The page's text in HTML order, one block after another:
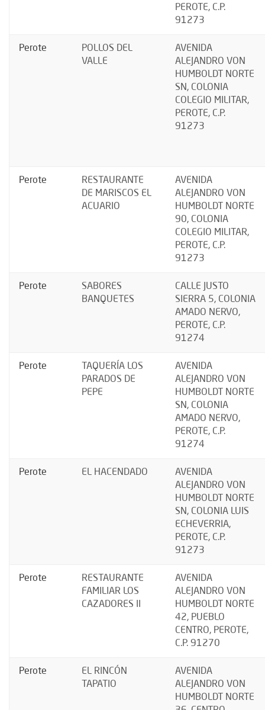
PEROTE, C.P.
91273
Perote
POLLOS DEL
VALLE
AVENIDA
ALEJANDRO VON
HUMBOLDT NORTE
SN, COLONIA
COLEGIO MILITAR,
PEROTE, C.P.
91273
Perote
RESTAURANTE
DE MARISCOS EL
ACUARIO
AVENIDA
ALEJANDRO VON
HUMBOLDT NORTE
90, COLONIA
COLEGIO MILITAR,
PEROTE, C.P.
91273
Perote
SABORES
BANQUETES
CALLE JUSTO
SIERRA 5, COLONIA
AMADO NERVO,
PEROTE, C.P.
91274
Perote
TAQUERÍA LOS
PARADOS DE
PEPE
AVENIDA
ALEJANDRO VON
HUMBOLDT NORTE
SN, COLONIA
AMADO NERVO,
PEROTE, C.P.
91274
Perote EL HACENDADO
AVENIDA
ALEJANDRO VON
HUMBOLDT NORTE
SN, COLONIA LUIS
ECHEVERRIA,
PEROTE, C.P.
91273
Perote
RESTAURANTE
FAMILIAR LOS
CAZADORES II
AVENIDA
ALEJANDRO VON
HUMBOLDT NORTE
42, PUEBLO
CENTRO, PEROTE,
C.P. 91270
Perote
EL RINCÓN
TAPATIO
AVENIDA
ALEJANDRO VON
HUMBOLDT NORTE